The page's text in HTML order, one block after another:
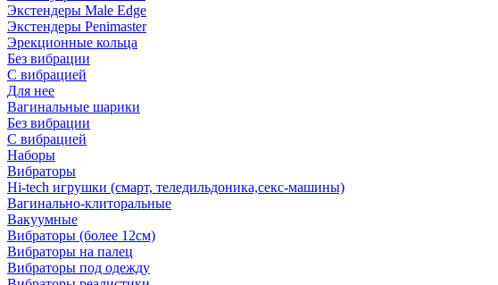
Экстендеры Male Edge
Экстендеры Penimaster
Эрекционные кольца
Без вибрации
С вибрацией
Для нее
Вагинальные шарики
Без вибрации
С вибрацией
Наборы
Вибраторы
Hi-tech игрушки (смарт, теледильдоника,секс-машины)
Вагинально-клиторальные
Вакуумные
Вибраторы (более 12см)
Вибраторы на палец
Вибраторы под одежду